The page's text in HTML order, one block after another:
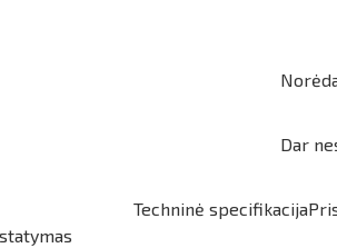
Dar
Techninė specifikacija